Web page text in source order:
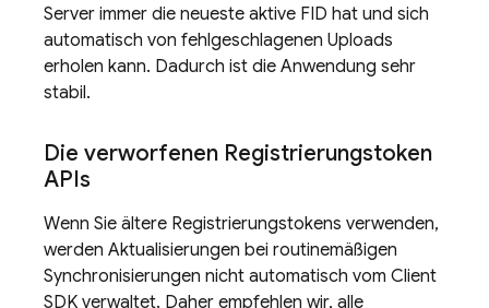
Server immer die neueste aktive FID hat und sich
automatisch von fehlgeschlagenen Uploads
erholen kann. Dadurch ist die Anwendung sehr
stabil.
Die verworfenen Registrierungstoken
APIs
Wenn Sie ältere Registrierungstokens verwenden,
werden Aktualisierungen bei routinemäßigen
Synchronisierungen nicht automatisch vom Client
SDK verwaltet. Daher empfehlen wir, alle